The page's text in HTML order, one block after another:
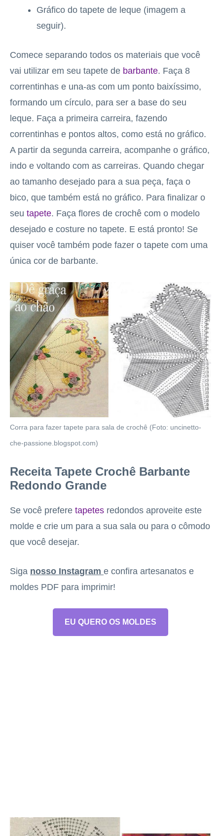
Gráfico do tapete de leque (imagem a
seguir).
Comece separando todos os materiais que você
vai utilizar em seu tapete de barbante. Faça 8
correntinhas e una-as com um ponto baixíssimo,
formando um círculo, para ser a base do seu
leque. Faça a primeira carreira, fazendo
correntinhas e pontos altos, como está no gráfico.
A partir da segunda carreira, acompanhe o gráfico,
indo e voltando com as carreiras. Quando chegar
ao tamanho desejado para a sua peça, faça o
bico, que também está no gráfico. Para finalizar o
seu tapete. Faça flores de crochê com o modelo
desejado e costure no tapete. E está pronto! Se
quiser você também pode fazer o tapete com uma
única cor de barbante.
Corra para fazer tapete para sala de crochê (Foto: uncinetto-
che-passione.blogspot.com)
Receita Tapete Crochê Barbante
Redondo Grande
Se você prefere tapetes redondos aproveite este
molde e crie um para a sua sala ou para o cômodo
que você desejar.
Siga nosso Instagram e confira artesanatos e
moldes PDF para imprimir!
EU QUERO OS MOLDES